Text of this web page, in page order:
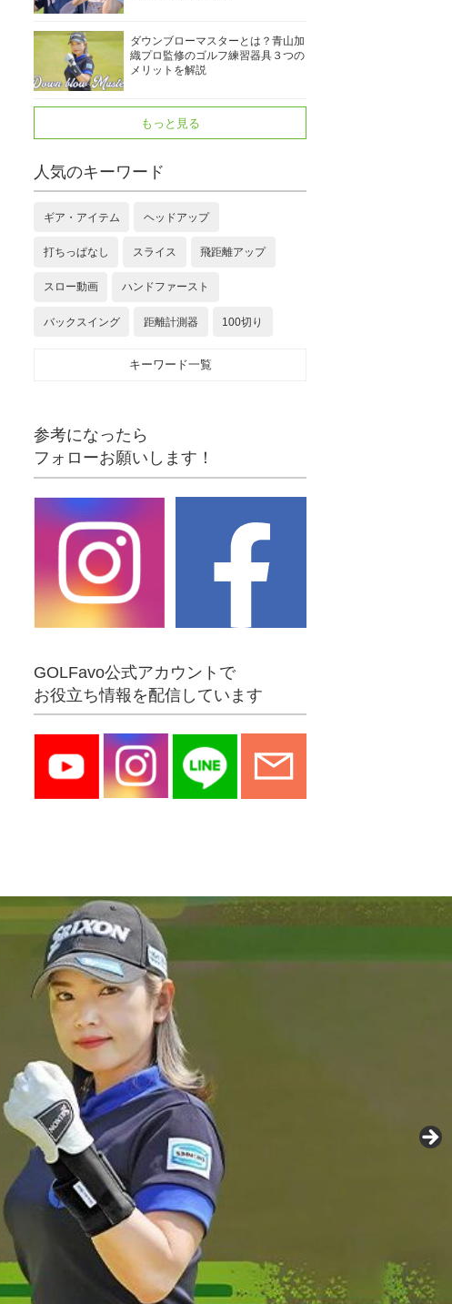
ダウンブローマスターとは？青山加
織プロ監修のゴルフ練習器具３つの
メリットを解説
もっと見る
人気のキーワード
ギア・アイテム ヘッドアップ
打ちっぱなし スライス 飛距離アップ
スロー動画 ハンドファースト
バックスイング 距離計測器 100切り
キーワード一覧
参考になったら
フォローお願いします！
GOLFavo公式アカウントで
お役立ち情報を配信しています